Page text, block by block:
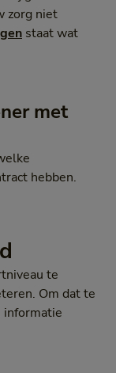
zorg niet
staat wat
met
hebben.
te
Om dat te
informatie